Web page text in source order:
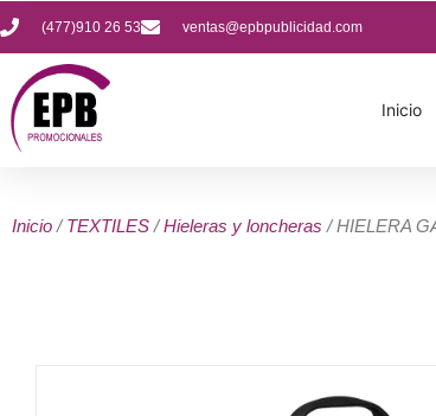
(477)910 26 53 ventas@epbpublicidad.com
Inicio
Inicio /TEXTILES /Hieleras y loncheras / HIELERA